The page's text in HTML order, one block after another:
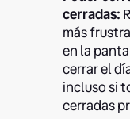
cerradas:
más
en la
cerrar el
incluso si
cerradas